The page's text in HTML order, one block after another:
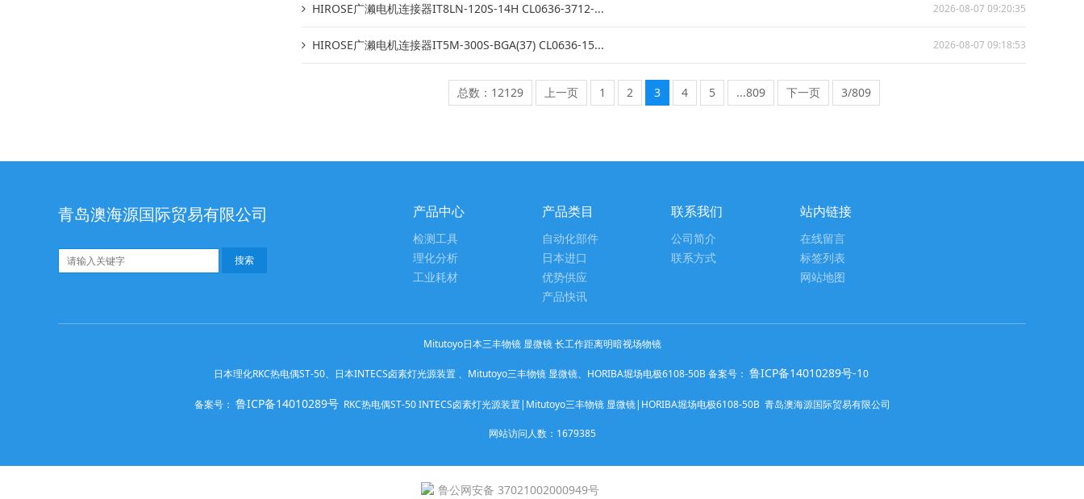
HIROSE广濑电机连接器IT8LN-120S-14H CL0636-3712-... 2026-08-07 09:20:35
HIROSE广濑电机连接器IT5M-300S-BGA(37) CL0636-15... 2026-08-07 09:18:53
总数：12129 上一页 1 2 3 4 5 ...809 下一页 3/809
青岛澳海源国际贸易有限公司 产品中心
检测工具
理化分析
工业耗材
产品类目
自动化部件
日本进口
优势供应
产品快讯
联系我们
公司简介
联系方式
站内链接
在线留言
标签列表
网站地图
Mitutoyo日本三丰物镜 显微镜 长工作距离明暗视场物镜
日本理化RKC热电偶ST-50、日本INTECS卤素灯光源装置 、Mitutoyo三丰物镜 显微镜、HORIBA堀场电极6108-50B 备案号： 鲁ICP备14010289号-10
备案号： 鲁ICP备14010289号RKC热电偶ST-50 INTECS卤素灯光源装置|Mitutoyo三丰物镜 显微镜|HORIBA堀场电极6108-50B 青岛澳海源国际贸易有限公司
网站访问人数： 1679385
鲁公网安备 37021002000949号